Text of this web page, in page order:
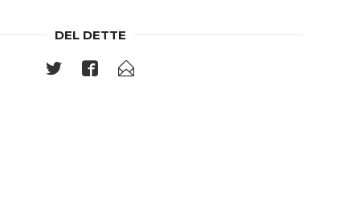
DEL DETTE